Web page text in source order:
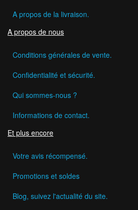
A propos de la livraison.
A propos de nous
Conditions générales de vente.
Confidentialité et sécurité.
Qui sommes-nous ?
Informations de contact.
Et plus encore
Votre avis récompensé.
Promotions et soldes
Blog, suivez l'actualité du site.